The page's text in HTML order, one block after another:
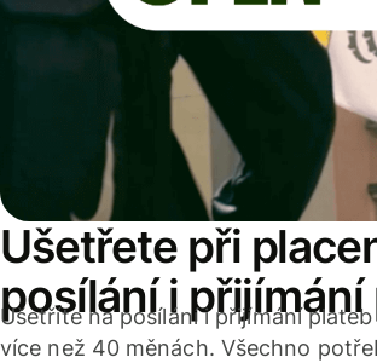
Ušetřete při
posílání i přijímání
Ušetříte na posílání i přijímání
více než 40 měnách. Všechno